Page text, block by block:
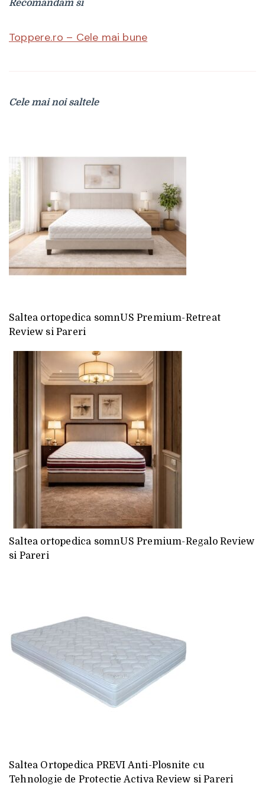
Recomandam si
Toppere.ro – Cele mai bune
Cele mai noi saltele
Saltea ortopedica somnUS Premium-Retreat
Review si Pareri
Saltea ortopedica somnUS Premium-Regalo Review
si Pareri
Saltea Ortopedica PREVI Anti-Plosnite cu
Tehnologie de Protectie Activa Review si Pareri